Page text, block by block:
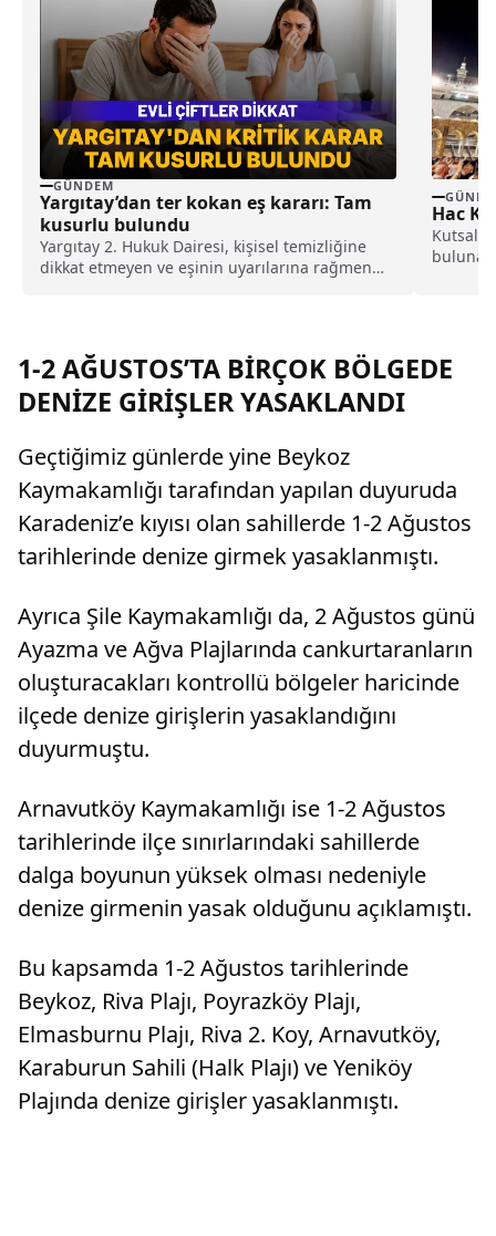
GÜNDEM
Yargıtay’dan ter kokan eş kararı: Tam
kusurlu bulundu
Yargıtay 2. Hukuk Dairesi, kişisel temizliğine
dikkat etmeyen ve eşinin uyarılarına rağmen
lira tazminat ödemesine karar verildi.
Hac
Kutsal
bulunan
1-2 AĞUSTOS’TA BİRÇOK BÖLGEDE
DENİZE GİRİŞLER YASAKLANDI
Geçtiğimiz günlerde yine Beykoz
Kaymakamlığı tarafından yapılan duyuruda
Karadeniz’e kıyısı olan sahillerde 1-2 Ağustos
tarihlerinde denize girmek yasaklanmıştı.
Ayrıca Şile Kaymakamlığı da, 2 Ağustos günü
Ayazma ve Ağva Plajlarında cankurtaranların
oluşturacakları kontrollü bölgeler haricinde
ilçede denize girişlerin yasaklandığını
duyurmuştu.
Arnavutköy Kaymakamlığı ise 1-2 Ağustos
tarihlerinde ilçe sınırlarındaki sahillerde
dalga boyunun yüksek olması nedeniyle
denize girmenin yasak olduğunu açıklamıştı.
Bu kapsamda 1-2 Ağustos tarihlerinde
Beykoz, Riva Plajı, Poyrazköy Plajı,
Elmasburnu Plajı, Riva 2. Koy, Arnavutköy,
Karaburun Sahili (Halk Plajı) ve Yeniköy
Plajında denize girişler yasaklanmıştı.